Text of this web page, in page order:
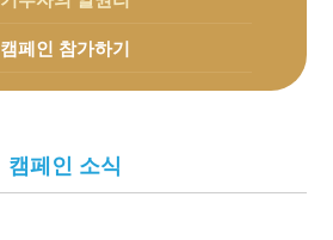
캠페인 참가하기
캠페인 소식